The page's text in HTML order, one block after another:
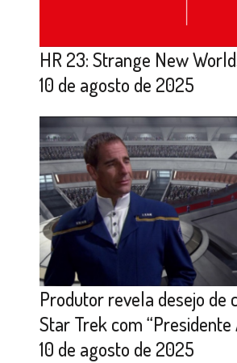
HR 23: Strange New
10 de agosto de 2025
Produtor revela desejo de
Star Trek com “Presidente
10 de agosto de 2025